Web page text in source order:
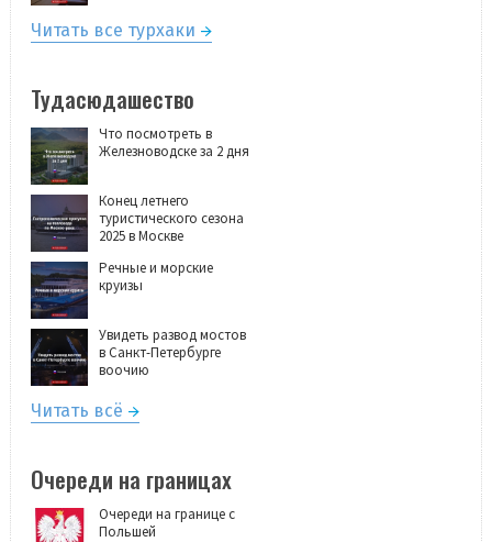
Читать все турхаки
Тудасюдашество
Что посмотреть в
Железноводске за 2 дня
Конец летнего
туристического сезона
2025 в Москве
Речные и морские
круизы
Увидеть развод мостов
в Санкт-Петербурге
воочию
Читать всё
Очереди на границах
Очереди на границе с
Польшей